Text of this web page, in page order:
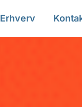
Erhverv